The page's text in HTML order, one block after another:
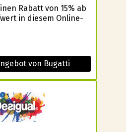
Rabatt von 15% ab
in diesem Online-
von Bugatti